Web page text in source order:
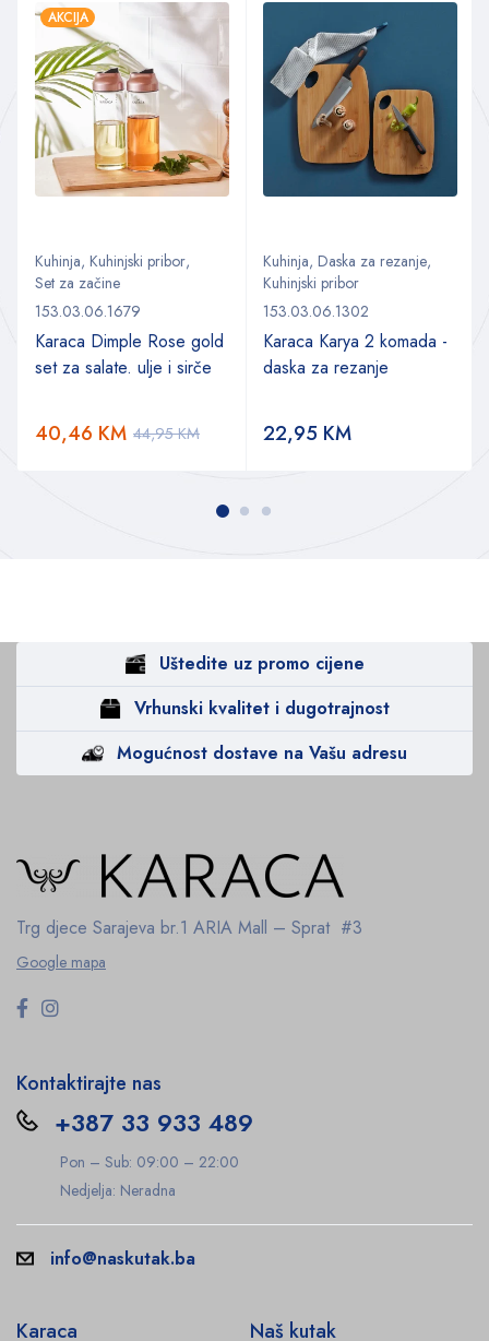
AKCIJA
Kuhinja, Kuhinjski pribor,
Set za začine
153.03.06.1679
Karaca Dimple Rose gold
set za salate. ulje i sirče
44,95KM
40,46 KM
Kuhinja, Daska za rezanje,
Kuhinjski pribor
153.03.06.1302
Karaca Karya 2 komada -
daska za rezanje
22,95 KM
Uštedite uz promo cijene
Vrhunski kvalitet i dugotrajnost
Mogućnost dostave na Vašu adresu
Trg djece Sarajeva br.1 ARIA Mall – Sprat #3
Google mapa
Kontaktirajte nas
+387 33 933 489
Pon – Sub: 09:00 – 22:00
Nedjelja: Neradna
info@naskutak.ba
Karaca Naš kutak